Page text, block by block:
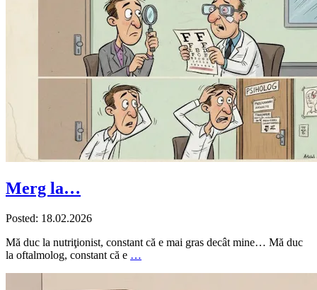
Merg la…
Posted: 18.02.2026
Mă duc la nutriţionist, constant că e mai gras decât mine… Mă duc
la oftalmolog, constant că e …